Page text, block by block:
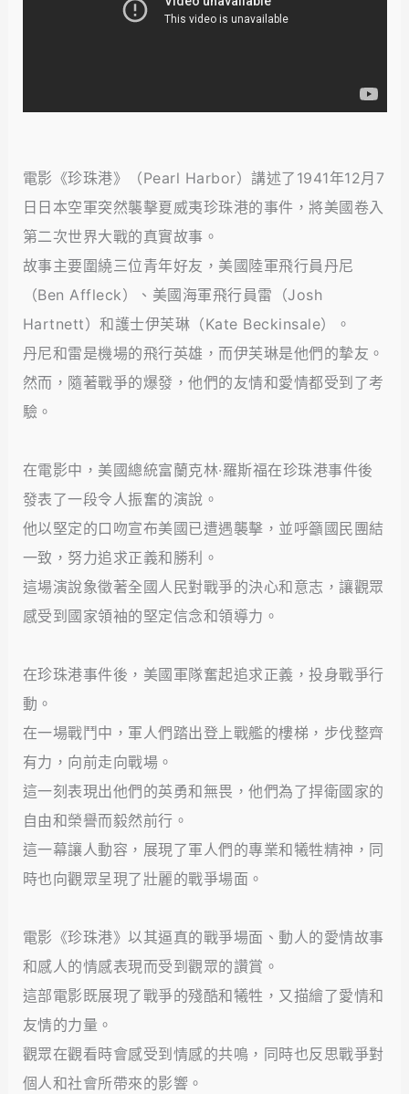
電影《珍珠港》（Pearl Harbor）講述了1941年12月7
日日本空軍突然襲擊夏威夷珍珠港的事件，將美國卷入
第二次世界大戰的真實故事。
故事主要圍繞三位青年好友，美國陸軍飛行員丹尼
（Ben Affleck）、美國海軍飛行員雷（Josh
Hartnett）和護士伊芙琳（Kate Beckinsale）。
丹尼和雷是機場的飛行英雄，而伊芙琳是他們的摯友。
然而，隨著戰爭的爆發，他們的友情和愛情都受到了考
驗。
在電影中，美國總統富蘭克林·羅斯福在珍珠港事件後
發表了一段令人振奮的演說。
他以堅定的口吻宣布美國已遭遇襲擊，並呼籲國民團結
一致，努力追求正義和勝利。
這場演說象徵著全國人民對戰爭的決心和意志，讓觀眾
感受到國家領袖的堅定信念和領導力。
在珍珠港事件後，美國軍隊奮起追求正義，投身戰爭行
動。
在一場戰鬥中，軍人們踏出登上戰艦的樓梯，步伐整齊
有力，向前走向戰場。
這一刻表現出他們的英勇和無畏，他們為了捍衛國家的
自由和榮譽而毅然前行。
這一幕讓人動容，展現了軍人們的專業和犧牲精神，同
時也向觀眾呈現了壯麗的戰爭場面。
電影《珍珠港》以其逼真的戰爭場面、動人的愛情故事
和感人的情感表現而受到觀眾的讚賞。
這部電影既展現了戰爭的殘酷和犧牲，又描繪了愛情和
友情的力量。
觀眾在觀看時會感受到情感的共鳴，同時也反思戰爭對
個人和社會所帶來的影響。